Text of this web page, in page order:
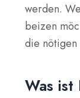
werden.
beizen
die nötigen
Was ist